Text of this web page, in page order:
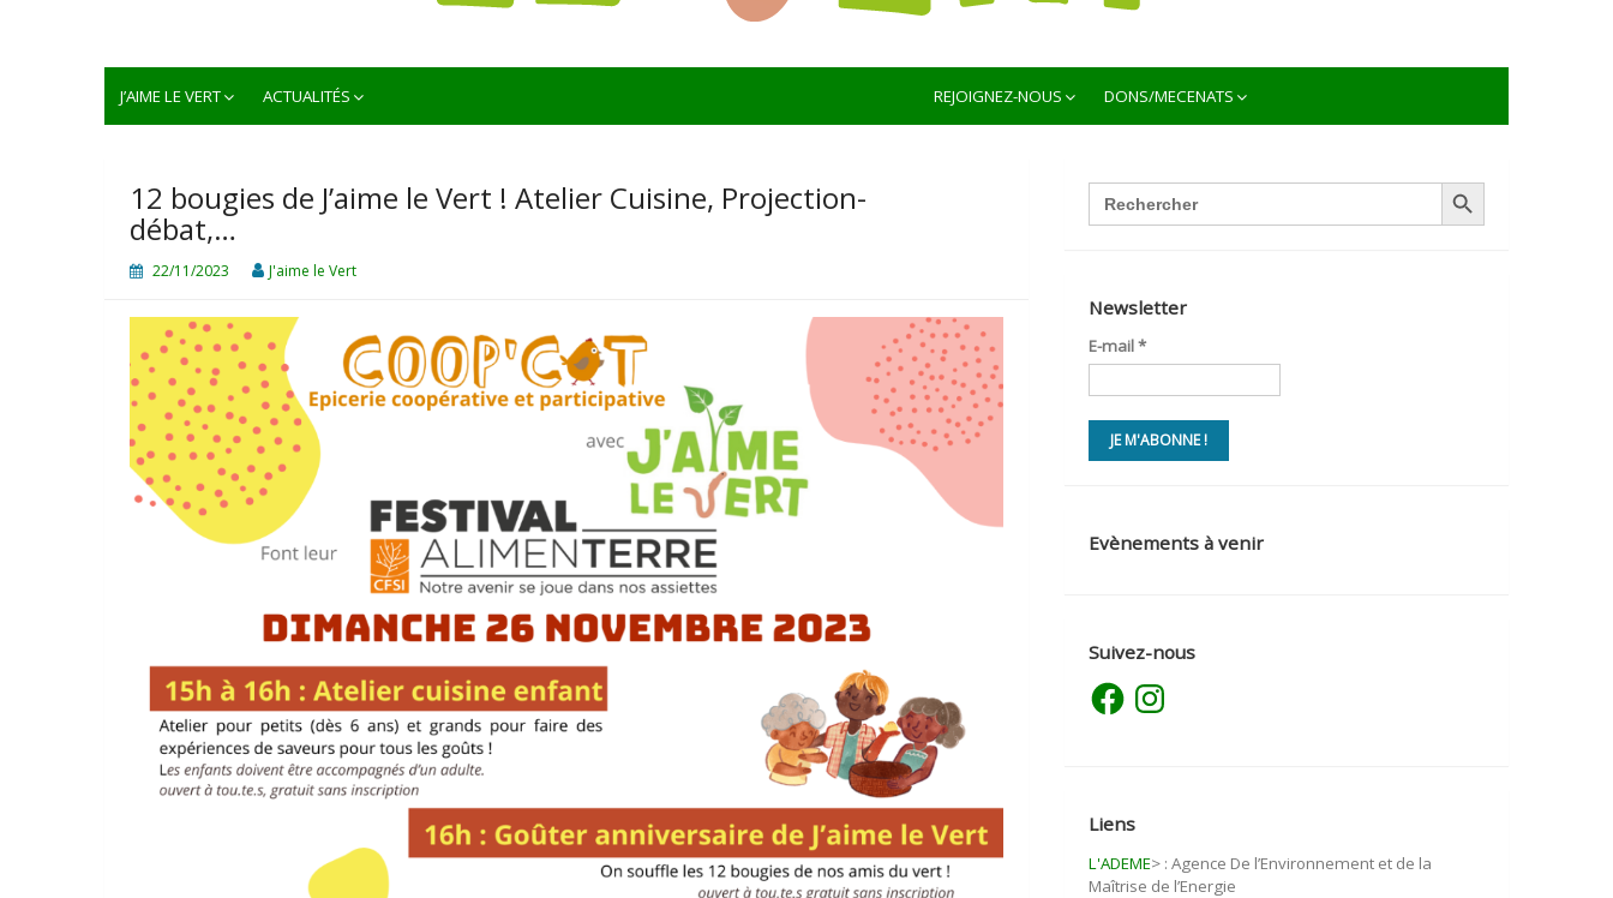
J’AIME LE VERT ACTUALITÉS REJOIGNEZ-NOUS DONS/MECENATS
12 bougies de J’aime le Vert ! Atelier Cuisine, Projection-
débat,…
22/11/2023 J'aime le Vert
Search
for:
SEARCH BUTTON
Newsletter
E-mail*
Evènements à venir
Suivez-nous
FacebookInstagram
Liens
L'ADEME>: Agence De l’Environnement et de la
Maîtrise de l’Energie